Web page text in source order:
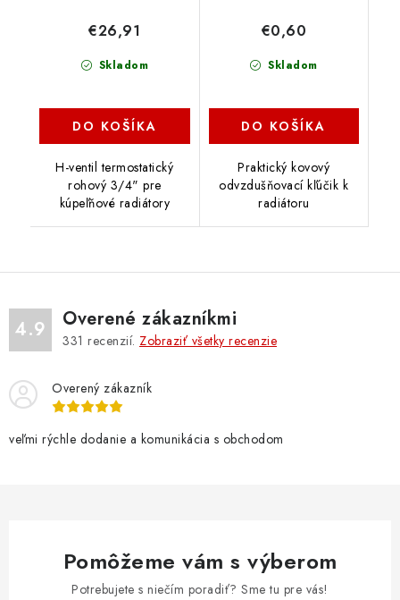
Skladom
€26,91
DO KOŠÍKA
H-ventil termostatický
rohový 3/4" pre
kúpeľňové radiátory
Skladom
€0,60
DO KOŠÍKA
Praktický kovový
odvzdušňovací kľúčik k
radiátoru
4.9 Overené zákazníkmi
331 recenzií. Zobraziť všetky recenzie
Overený zákazník
veľmi rýchle dodanie a komunikácia s obchodom
Pomôžeme vám s výberom
Potrebujete s niečím poradiť? Sme tu pre vás!